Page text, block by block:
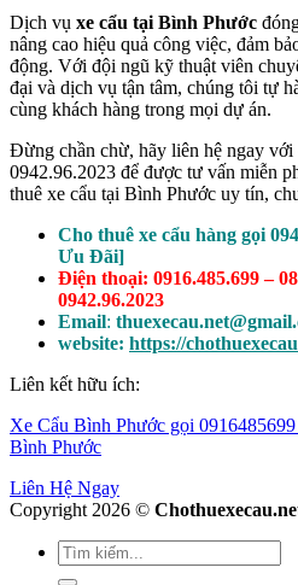
Dịch vụ xe cẩu tại Bình Phước
nâng cao hiệu quả công việc, đảm
động. Với đội ngũ kỹ thuật viên
đại và dịch vụ tận tâm, chúng tôi tự
cùng khách hàng trong mọi dự án.
Đừng chần chừ, hãy liên hệ ngay với
0942.96.2023 để được tư vấn miễn
thuê xe cẩu tại Bình Phước uy tín,
Cho thuê xe cẩu hàng gọi
Ưu Đãi]
Điện thoại: 0916.485.699 –
0942.96.2023
Email:
website: https://
Liên kết hữu ích:
Xe Cẩu Bình Phước gọi
Bình Phước
Liên Hệ Ngay
Copyright 2026 ©